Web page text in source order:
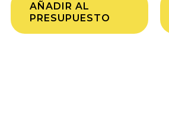
AÑADIR AL
PRESUPUESTO